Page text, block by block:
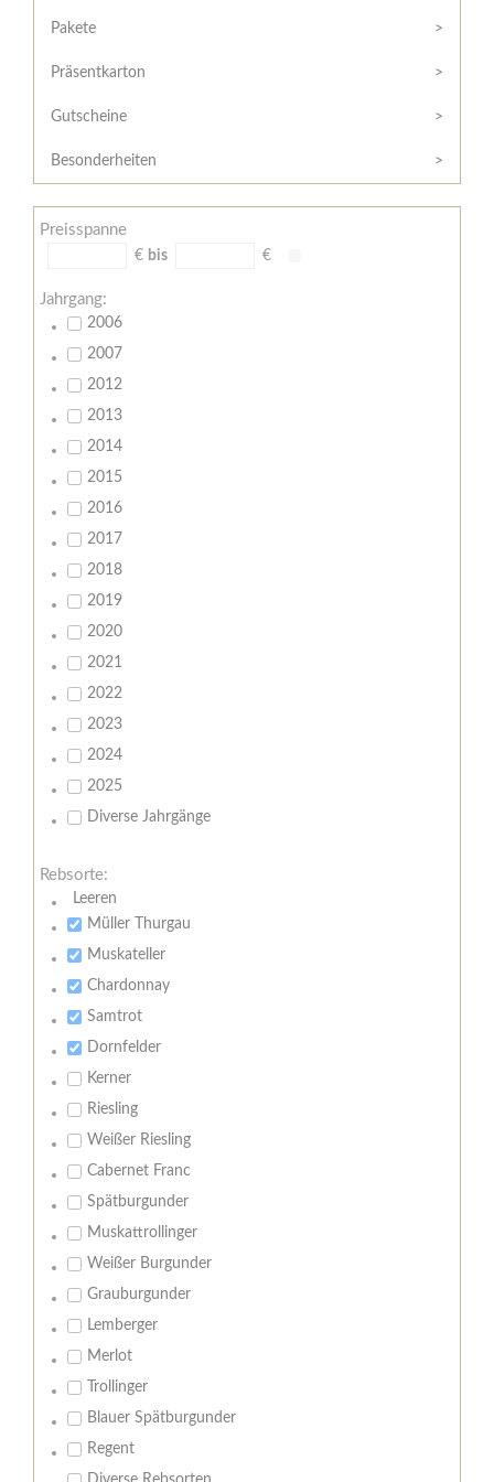
/
Widerrufsformular
AGB
Zahlungsbedingungen
Meine
Pakete
Präsentkarton
Gutscheine
Besonderheiten
Preisspanne
€ bis €
Jahrgang:
2006
2007
2012
2013
2014
2015
2016
2017
2018
2019
2020
2021
2022
2023
2024
2025
Diverse Jahrgänge
Rebsorte:
Leeren
Müller Thurgau
Muskateller
Chardonnay
Samtrot
Dornfelder
Kerner
Riesling
Weißer Riesling
Cabernet Franc
Spätburgunder
Muskattrollinger
Weißer Burgunder
Grauburgunder
Lemberger
Merlot
Trollinger
Blauer Spätburgunder
Regent